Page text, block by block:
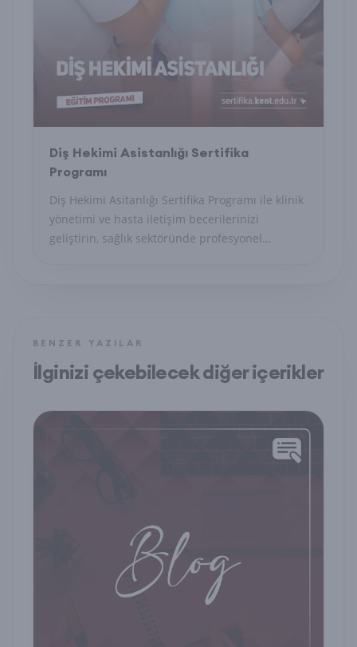
Diş Hekimi Asistanlığı Sertifika
Programı
Diş Hekimi Asitanlığı Sertifika Programı ile klinik
yönetimi ve hasta iletişim becerilerinizi
geliştirin, sağlık sektöründe profesyonel
BENZER YAZILAR
İlginizi çekebilecek diğer içerikler